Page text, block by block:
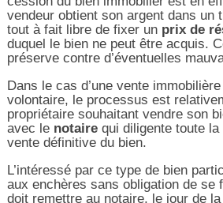
vendeur obtient son argent dans un
tout à fait libre de fixer un prix de
duquel le bien ne peut être acquis.
préserve contre d’éventuelles
Dans le cas d’une vente
volontaire, le processus est
propriétaire souhaitant vendre son
avec le notaire qui diligente toute la
vente définitive du bien.
L’intéressé par ce type de bien
aux enchères sans obligation de se
doit remettre au notaire, le jour de